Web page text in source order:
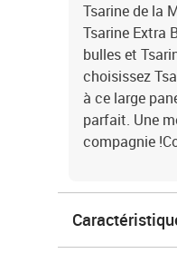
Tsarine de la
Tsarine Extra
bulles et
choisissez
à ce large
parfait. Une
compagnie